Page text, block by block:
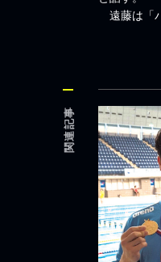
遠藤は「
関連記事